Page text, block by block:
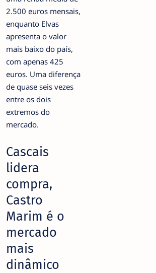
2.500 euros mensais,
enquanto Elvas
apresenta o valor
mais baixo do país,
com apenas 425
euros. Uma diferença
de quase seis vezes
entre os dois
extremos do
mercado.
Cascais
lidera
compra,
Castro
Marim é o
mercado
mais
dinâmico